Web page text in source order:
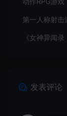
发表评论